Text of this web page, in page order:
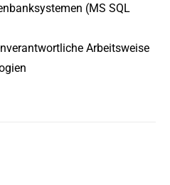
(MS SQL
Arbeitsweise